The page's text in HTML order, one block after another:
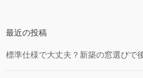
最近の投稿
標準仕様で大丈夫？新築の窓選びで